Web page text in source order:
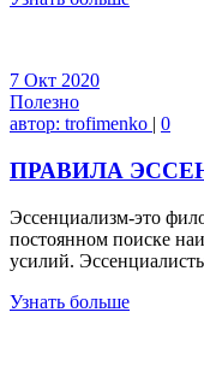
7 Окт 2020
Полезно
автор: trofimenko | 0
ПРАВИЛА
Эссенциализм-это
постоянном поиске
усилий.
Узнать больше